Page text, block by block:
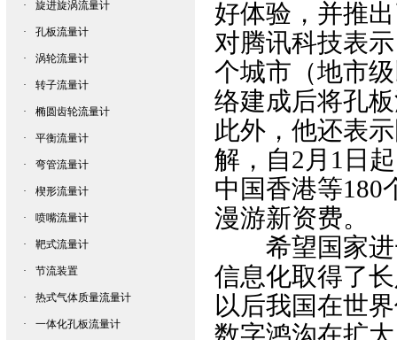
· 旋进旋涡流量计
· 孔板流量计
· 涡轮流量计
· 转子流量计
· 椭圆齿轮流量计
· 平衡流量计
· 弯管流量计
· 楔形流量计
· 喷嘴流量计
· 靶式流量计
· 节流装置
· 热式气体质量流量计
· 一体化孔板流量计
好体验，并推
对腾讯科技表
个城市（地市
络建成后将孔
此外，他还表
解，自2月1日
中国香港等180
漫游新资费。
希望国家进
信息化取得了
以后我国在世